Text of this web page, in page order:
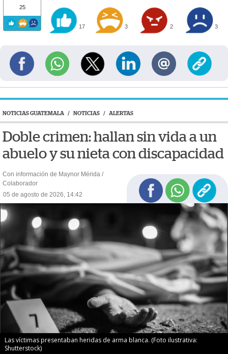
25
17 3 2 3
NOTICIAS GUATEMALA / NOTICIAS / ALERTAS
Doble crimen: hallan sin vida a un
abuelo y su nieta con discapacidad
Con información de Maynor Mérida /
Colaborador
05 de agosto de 2026, 14:42
Las víctimas presentaban heridas de arma blanca. (Foto ilustrativa:
Shutterstock)